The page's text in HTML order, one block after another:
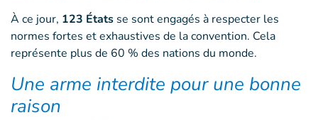
À ce jour, 123 États se sont engagés à respecter les
normes fortes et exhaustives de la convention. Cela
représente plus de 60 % des nations du monde.
Une arme interdite pour une bonne
raison